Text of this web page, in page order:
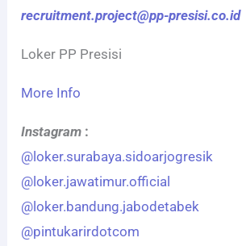
recruitment.project@pp-presisi.co.id
Loker PP Presisi
More Info
Instagram :
@loker.surabaya.sidoarjogresik
@loker.jawatimur.official
@loker.bandung.jabodetabek
@pintukarirdotcom